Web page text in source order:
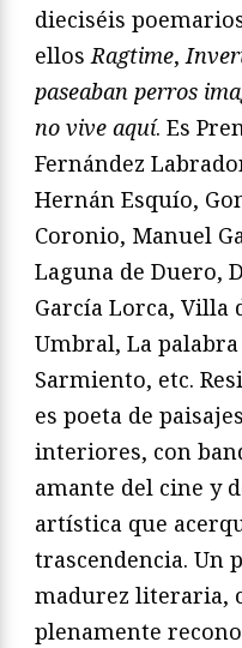
dieciséis
ellosRagtime,
paseaban perros
no vive aquí. Es
Fernández
Hernán Esquío,
Coronio, Manuel
Laguna de Duero,
García Lorca, Villa
Umbral, La
Sarmiento, etc.
es poeta de
interiores, con
amante del cine y
artística que
trascendencia. Un
madurez literaria,
plenamente